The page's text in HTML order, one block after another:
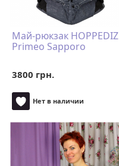
Май-рюкзак HOPPEDIZ
Primeo Sapporo
3800 грн.
Нет в наличии